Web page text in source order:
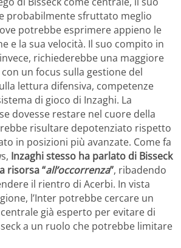
probabilmente sfruttato meglio
potrebbe esprimere appieno le
e la sua velocità. Il suo compito in
richiederebbe una maggiore
un focus sulla gestione del
lettura difensiva, competenze
di gioco di Inzaghi. La
dovesse restare nel cuore della
risultare depotenziato rispetto
in posizioni più avanzate. Come fa
Inzaghi stesso ha parlato di Bisseck
risorsa “all’occorrenza”, ribadendo
il rientro di Acerbi. In vista
l’Inter potrebbe cercare un
già esperto per evitare di
a un ruolo che potrebbe limitare